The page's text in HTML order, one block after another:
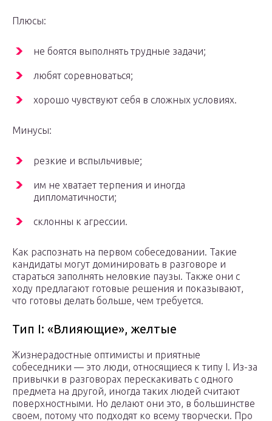
Плюсы:
не боятся выполнять трудные задачи;
любят соревноваться;
хорошо чувствуют себя в сложных условиях.
Минусы:
резкие и вспыльчивые;
им не хватает терпения и иногда
дипломатичности;
склонны к агрессии.
Как распознать на первом собеседовании. Такие
кандидаты могут доминировать в разговоре и
стараться заполнять неловкие паузы. Также они с
ходу предлагают готовые решения и показывают,
что готовы делать больше, чем требуется.
Тип I: «Влияющие», желтые
Жизнерадостные оптимисты и приятные
собеседники — это люди, относящиеся к типу I. Из-за
привычки в разговорах перескакивать с одного
предмета на другой, иногда таких людей считают
поверхностными. Но делают они это, в большинстве
своем, потому что подходят ко всему творчески. Про